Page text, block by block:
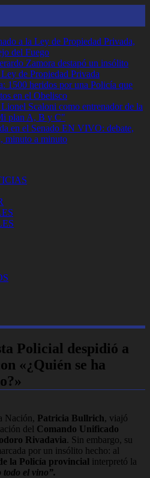
a la Ley de Propiedad Privada,
del Fuego
Zamora destapó un insólito
de Propiedad Privada
1500 heridos por una Policía que
en el Obelisco
Scaloni como entrenador de la
plan A, B y C"
en el Senado EN VIVO: debate,
minuto a minuto
Policial despidió a
«¿Quién se ha
Nación, Patricia Bullrich, viajó
del Comando Unificado
Rivadavia. Sin embargo, su
por un insólito hecho: al
la Policía provincial interpretó la
todo el vino”.